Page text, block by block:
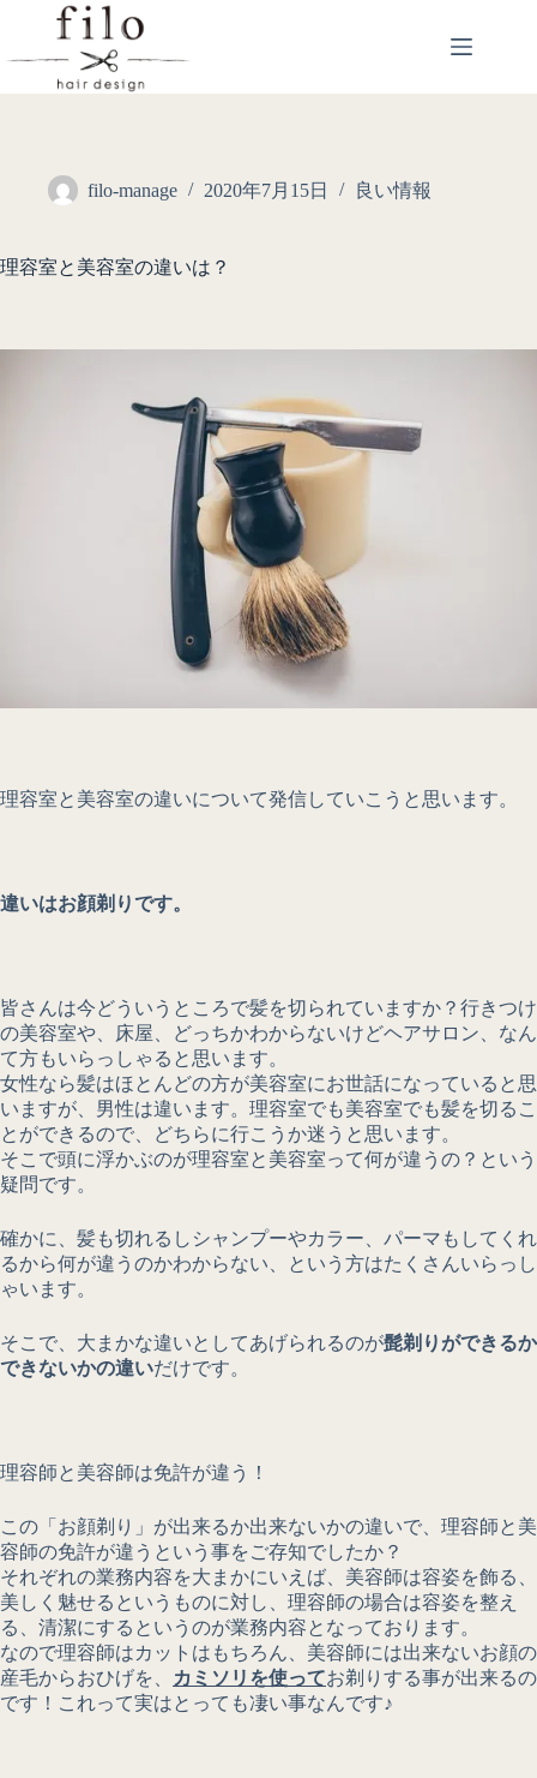
filo-manage 2020年7月15日 良い情報
理容室と美容室の違いは？
理容室と美容室の違いについて発信していこうと思います。
違いはお顔剃りです。
皆さんは今どういうところで髪を切られていますか？行きつけ
の美容室や、床屋、どっちかわからないけどヘアサロン、なん
て方もいらっしゃると思います。
女性なら髪はほとんどの方が美容室にお世話になっていると思
いますが、男性は違います。理容室でも美容室でも髪を切るこ
とができるので、どちらに行こうか迷うと思います。
そこで頭に浮かぶのが理容室と美容室って何が違うの？という
疑問です。
確かに、髪も切れるしシャンプーやカラー、パーマもしてくれ
るから何が違うのかわからない、という方はたくさんいらっし
ゃいます。
そこで、大まかな違いとしてあげられるのが髭剃りができるか
できないかの違いだけです。
理容師と美容師は免許が違う！
この「お顔剃り」が出来るか出来ないかの違いで、理容師と美
容師の免許が違うという事をご存知でしたか？
それぞれの業務内容を大まかにいえば、美容師は容姿を飾る、
美しく魅せるというものに対し、理容師の場合は容姿を整え
る、清潔にするというのが業務内容となっております。
なので理容師はカットはもちろん、美容師には出来ないお顔の
産毛からおひげを、
カミソリを使ってお剃りする事が出来るの
です！これって実はとっても凄い事なんです♪